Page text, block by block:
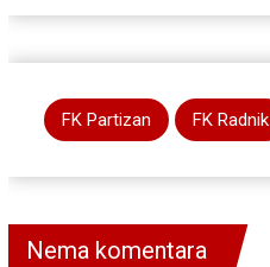
FK Partizan FK Radnik
Nema komentara